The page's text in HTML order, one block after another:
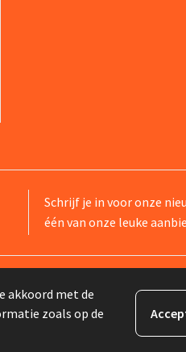
Schrijf je in voor onze
één van onze leuke
akkoord met de
zoals op de